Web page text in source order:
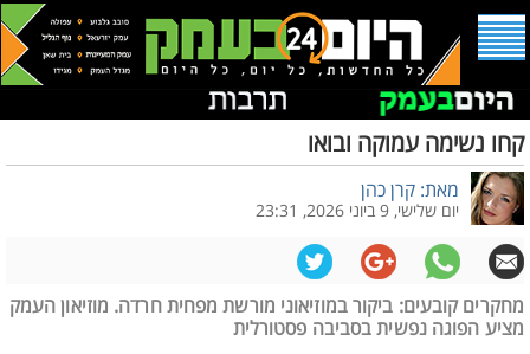
קחו נשימה עמוקה ובואו
מאת: קרן כהן
יום שלישי, 9 ביוני 2026, 23:31
מחקרים קובעים: ביקור במוזיאוני מורשת מפחית חרדה. מוזיאון העמק
מציע הפוגה נפשית בסביבה פסטורלית